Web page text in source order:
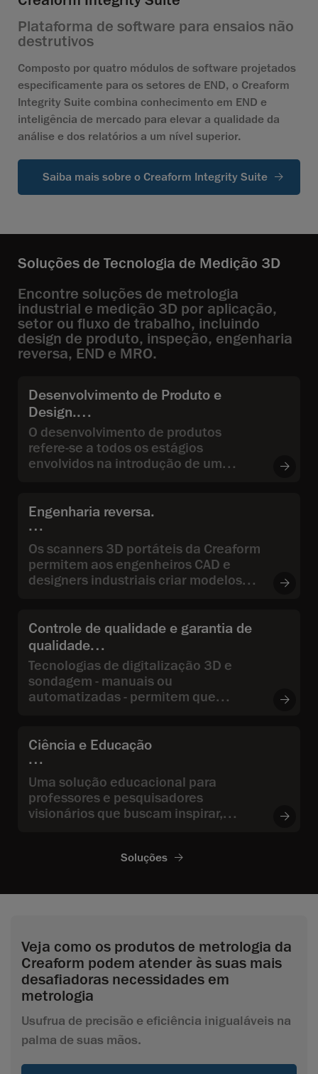
Plataforma de software para ensaios não
destrutivos
Composto por quatro módulos de software projetados
especificamente para os setores de END, o Creaform
Integrity Suite combina conhecimento em END e
inteligência de mercado para elevar a qualidade da
análise e dos relatórios a um nível superior.
Saiba mais sobre o Creaform Integrity Suite
Soluções de Tecnologia de Medição 3D
Encontre soluções de metrologia
industrial e medição 3D por aplicação,
setor ou fluxo de trabalho, incluindo
design de produto, inspeção, engenharia
reversa, END e MRO.
Desenvolvimento de Produto e
Design.
O desenvolvimento de produtos
refere-se a todos os estágios
envolvidos na introdução de um
projeto de engenharia, até o
desenvolvimento do produto.
Engenharia reversa.
Os scanners 3D portáteis da Creaform
permitem aos engenheiros CAD e
designers industriais criar modelos
Controle de qualidade e garantia de
qualidade
Tecnologias de digitalização 3D e
sondagem - manuais ou
automatizadas - permitem que
meçam as dimensões e validem a
qualidade de peças fabricadas, além
de identificar a causa raiz de
problemas detectados durante
inspeções.
Ciência e Educação
Uma solução educacional para
professores e pesquisadores
visionários que buscam inspirar,
em tecnologias de medição 3D.
Soluções
Veja como os produtos de metrologia da
Creaform podem atender às suas mais
desafiadoras necessidades em
metrologia
Usufrua de precisão e eficiência inigualáveis na
palma de suas mãos.